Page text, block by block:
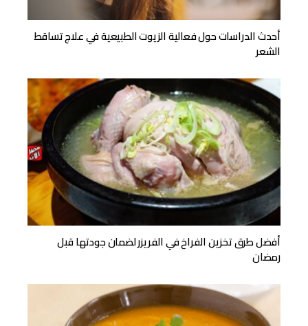
أحدث الدراسات حول فعالية الزيوت الطبيعية في علاج تساقط
الشعر
أفضل طرق تخزين الفراخ في الفريزر لضمان جودتها قبل
رمضان